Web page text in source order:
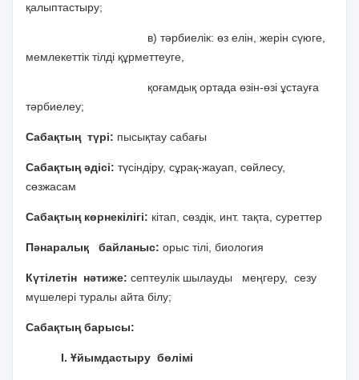
қалыптастыру;
в) тәрбиелік: өз елін, жерін сүюге,
мемлекеттік тілді құрметтеуге,
қоғамдық ортада өзін-өзі ұстауға
тәрбиелеу;
Сабақтың түрі: пысықтау сабағы
Сабақтың әдісі: түсіндіру, сұрақ-жауап, сөйлесу,
сөзжасам
Сабақтың көрнекілігі: кітап, сөздік, инт. тақта, суреттер
Пәнаралық байланыс: орыс тілі, биология
Күтілетін нәтиже: септеулік шылауды меңгеру, сезу
мүшелері туралы айта білу;
Сабақтың барысы:
І. Ұйымдастыру бөлімі